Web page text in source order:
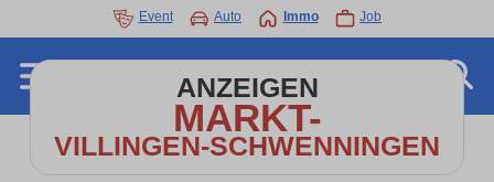
Event Auto Immo Job
ANZEIGEN
MARKT-
VILLINGEN-SCHWENNINGEN